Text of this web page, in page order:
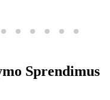
Sprendimus